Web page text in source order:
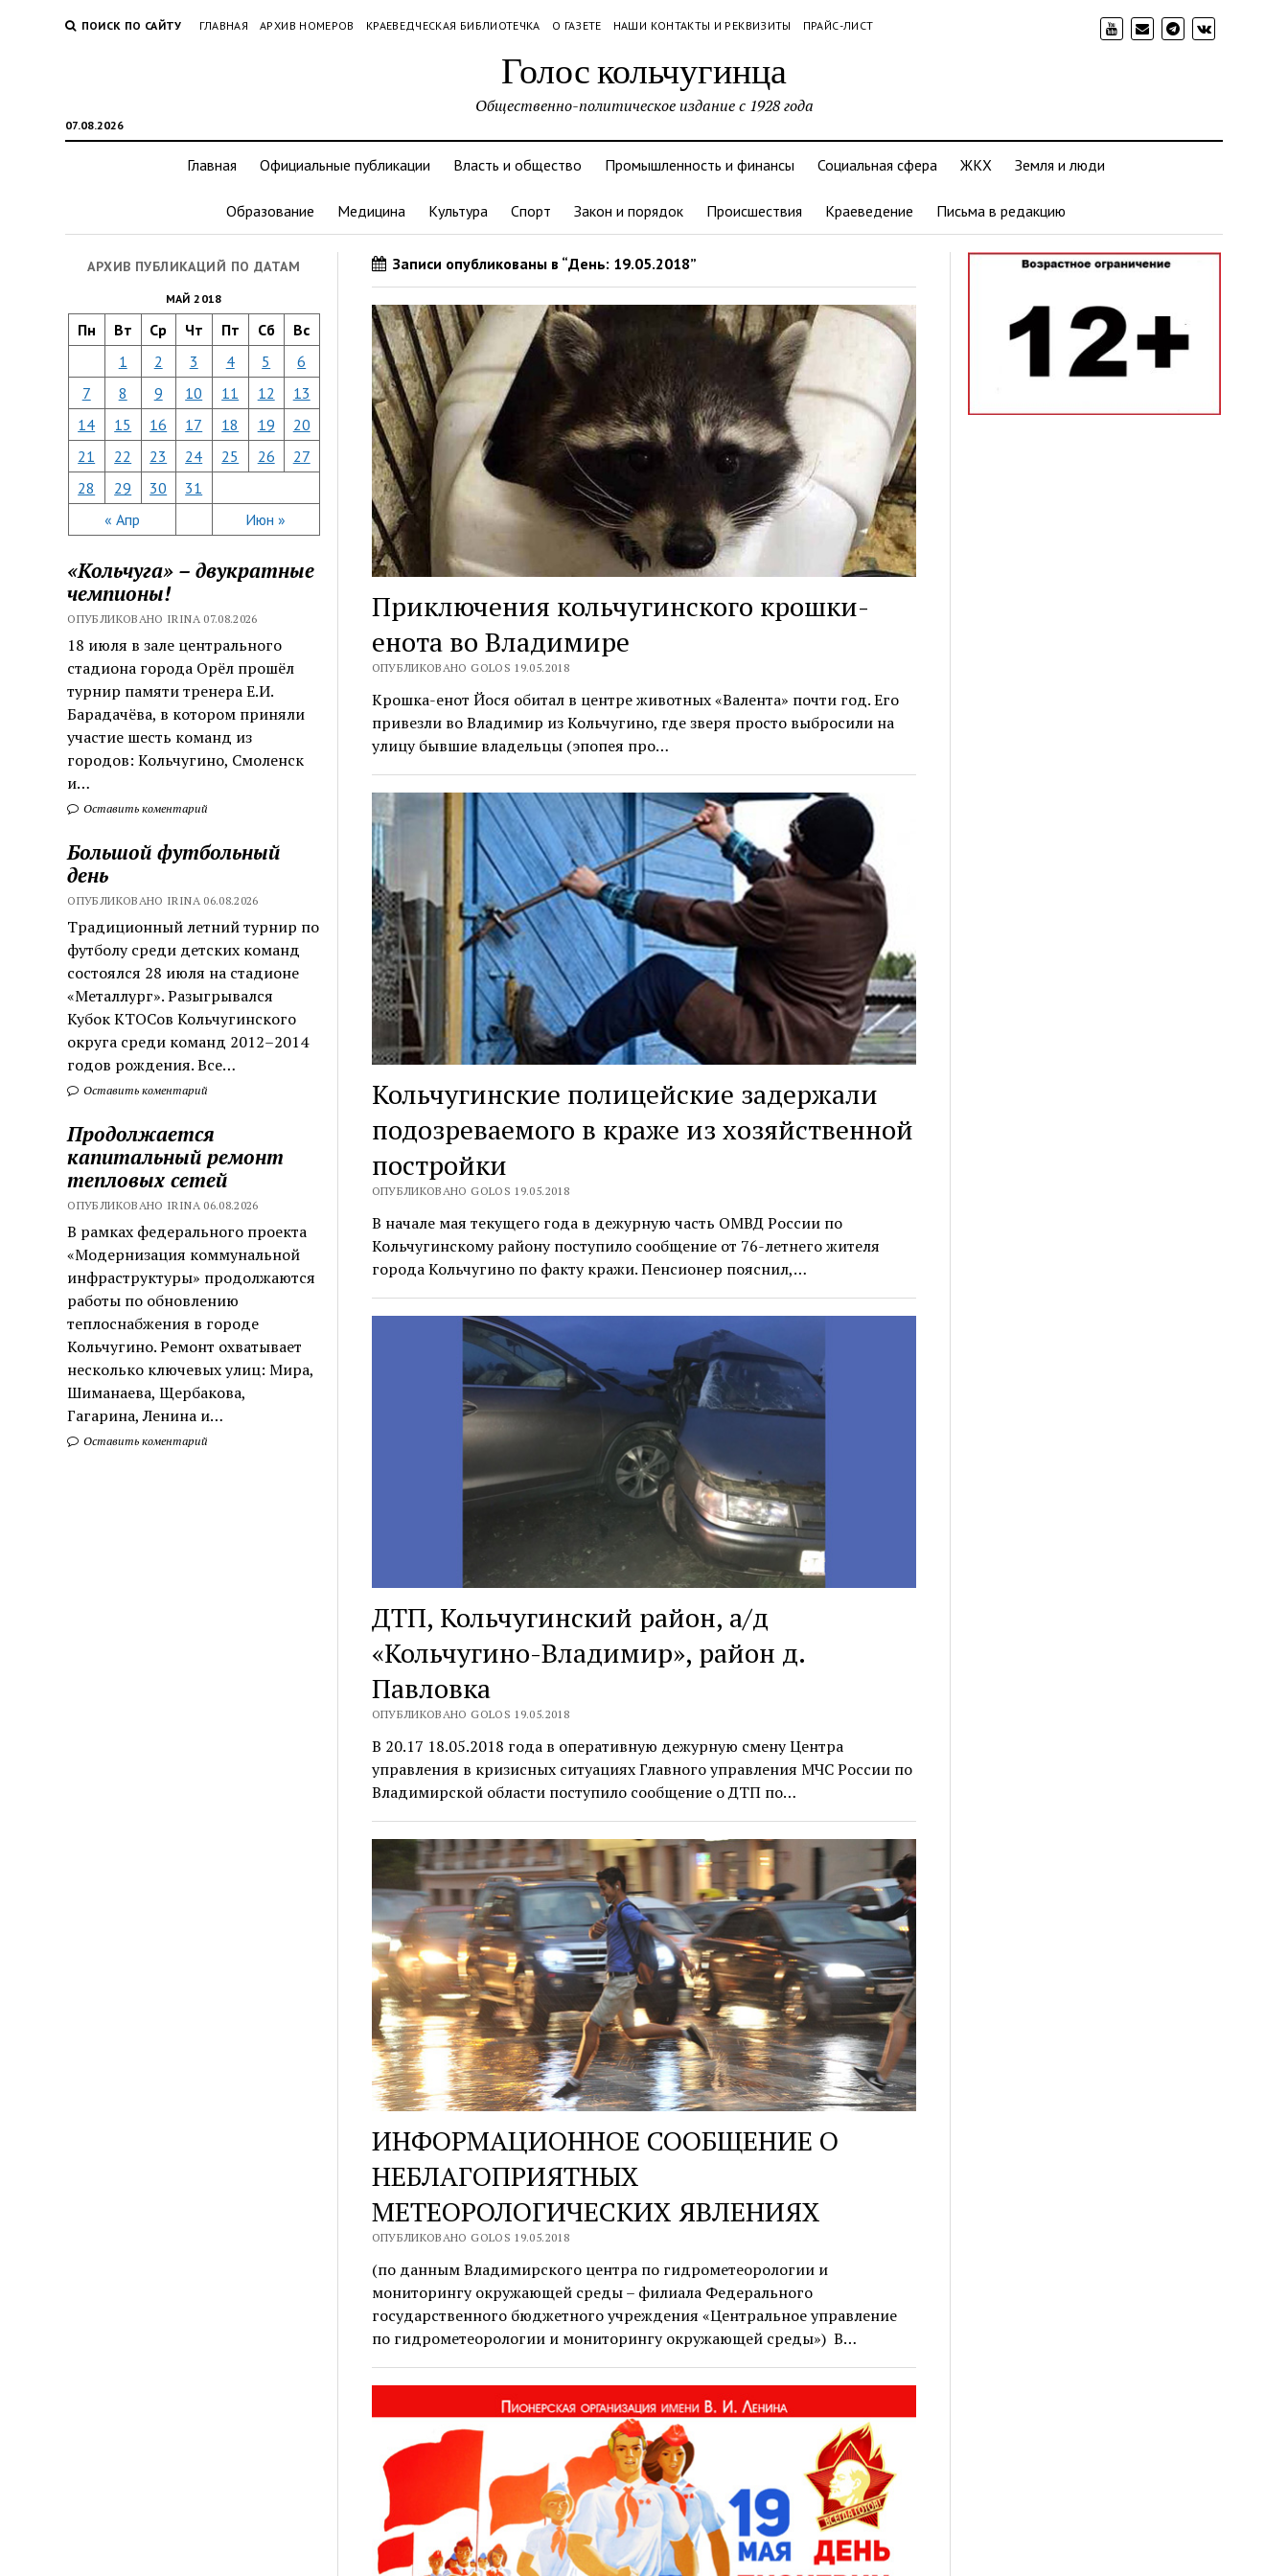
ПОИСК ПО САЙТУ ГЛАВНАЯ АРХИВ НОМЕРОВ КРАЕВЕДЧЕСКАЯ БИБЛИОТЕЧКА О ГАЗЕТЕ НАШИ КОНТАКТЫ И РЕКВИЗИТЫ ПРАЙС-ЛИСТ
Голос кольчугинца
07.08.2026
Общественно-политическое издание с 1928 года
Главная Официальные публикации Власть и общество Промышленность и финансы Социальная сфера ЖКХ Земля и люди
Образование Медицина Культура Спорт Закон и порядок Происшествия Краеведение Письма в редакцию
АРХИВ ПУБЛИКАЦИЙ ПО ДАТАМ
МАЙ 2018
Пн Вт Ср Чт Пт Сб Вс
« Апр Июн »
1 2 3 4 5
6
7
8 9 10 11 12
13
14
15 16 17 18 19
20
21
22 23 24 25 26
27
28
29 30 31
«Кольчуга» – двукратные
чемпионы!
ОПУБЛИКОВАНО IRINA 07.08.2026
18 июля в зале центрального
стадиона города Орёл прошёл
турнир памяти тренера Е.И.
Барадачёва, в котором приняли
участие шесть команд из
городов: Кольчугино, Смоленск
и…
Оставить коментарий
Большой футбольный
день
ОПУБЛИКОВАНО IRINA 06.08.2026
Традиционный летний турнир по
футболу среди детских команд
состоялся 28 июля на стадионе
«Металлург». Разыгрывался
Кубок КТОСов Кольчугинского
округа среди команд 2012–2014
годов рождения. Все…
Оставить коментарий
Продолжается
капитальный ремонт
тепловых сетей
ОПУБЛИКОВАНО IRINA 06.08.2026
В рамках федерального проекта
«Модернизация коммунальной
инфраструктуры» продолжаются
работы по обновлению
теплоснабжения в городе
Кольчугино. Ремонт охватывает
несколько ключевых улиц: Мира,
Шиманаева, Щербакова,
Гагарина, Ленина и…
Оставить коментарий
Записи опубликованы в “День: 19.05.2018”
Приключения кольчугинского крошки-
енота во Владимире
ОПУБЛИКОВАНО GOLOS 19.05.2018
Крошка-енот Йося обитал в центре животных «Валента» почти год. Его
привезли во Владимир из Кольчугино, где зверя просто выбросили на
улицу бывшие владельцы (эпопея про…
Кольчугинские полицейские задержали
подозреваемого в краже из хозяйственной
постройки
ОПУБЛИКОВАНО GOLOS 19.05.2018
В начале мая текущего года в дежурную часть ОМВД России по
Кольчугинскому району поступило сообщение от 76-летнего жителя
города Кольчугино по факту кражи. Пенсионер пояснил,…
ДТП, Кольчугинский район, а/д
«Кольчугино-Владимир», район д.
Павловка
ОПУБЛИКОВАНО GOLOS 19.05.2018
В 20.17 18.05.2018 года в оперативную дежурную смену Центра
управления в кризисных ситуациях Главного управления МЧС России по
Владимирской области поступило сообщение о ДТП по…
ИНФОРМАЦИОННОЕ СООБЩЕНИЕ О
НЕБЛАГОПРИЯТНЫХ
МЕТЕОРОЛОГИЧЕСКИХ ЯВЛЕНИЯХ
ОПУБЛИКОВАНО GOLOS 19.05.2018
(по данным Владимирского центра по гидрометеорологии и
мониторингу окружающей среды – филиала Федерального
государственного бюджетного учреждения «Центральное управление
по гидрометеорологии и мониторингу окружающей среды») В…